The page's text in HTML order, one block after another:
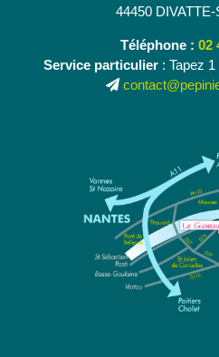
44450
Téléphone : 02
Service particulier: Tapez 1